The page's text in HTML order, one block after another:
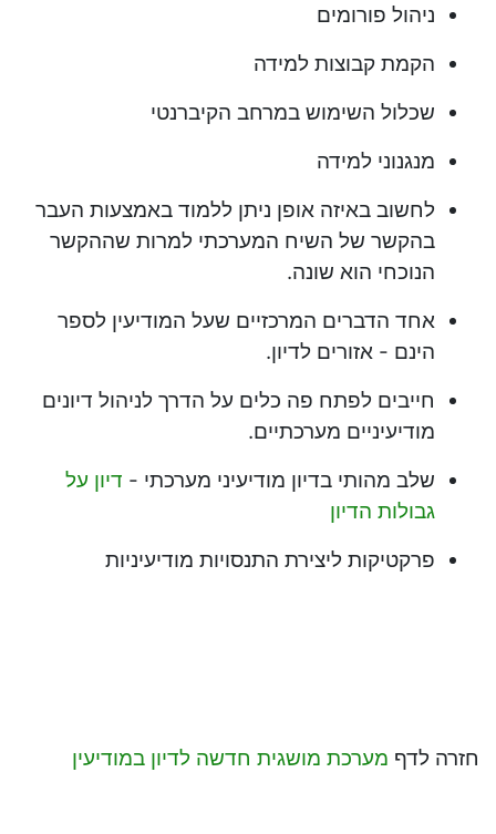
ניהול פורומים
הקמת קבוצות למידה
שכלול השימוש במרחב הקיברנטי
מנגנוני למידה
לחשוב באיזה אופן ניתן ללמוד באמצעות העבר
בהקשר של השיח המערכתי למרות שההקשר
הנוכחי הוא שונה.
אחד הדברים המרכזיים שעל המודיעין לספר
הינם - אזורים לדיון.
חייבים לפתח פה כלים על הדרך לניהול דיונים
מודיעיניים מערכתיים.
שלב מהותי בדיון מודיעיני מערכתי - דיון על
גבולות הדיון
פרקטיקות ליצירת התנסויות מודיעיניות
חזרה לדף מערכת מושגית חדשה לדיון במודיעין